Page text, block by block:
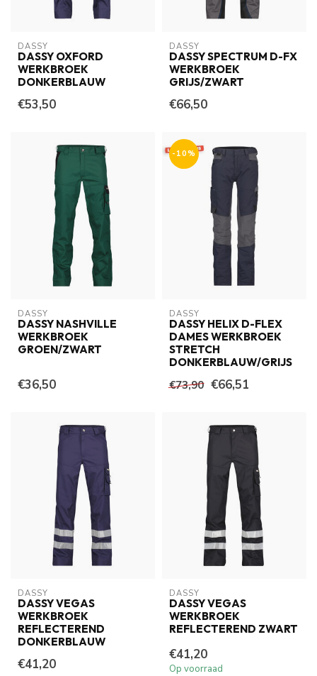
DASSY
DASSY OXFORD
WERKBROEK
DONKERBLAUW
€53,50
DASSY
DASSY SPECTRUM D-FX
WERKBROEK
GRIJS/ZWART
€66,50
DASSY
DASSY NASHVILLE
WERKBROEK
GROEN/ZWART
€36,50
-10%
DASSY
DASSY HELIX D-FLEX
DAMES WERKBROEK
STRETCH
DONKERBLAUW/GRIJS
€73,90 €66,51
DASSY
DASSY VEGAS
WERKBROEK
REFLECTEREND
DONKERBLAUW
€41,20
DASSY
DASSY VEGAS
WERKBROEK
REFLECTEREND ZWART
€41,20
Op voorraad